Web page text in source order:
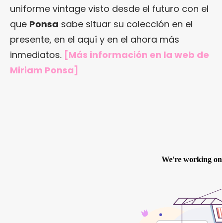
uniforme vintage visto desde el futuro con el
que Ponsa sabe situar su colección en el
presente, en el aquí y en el ahora más
inmediatos. [Más información en la web de
Miriam Ponsa]